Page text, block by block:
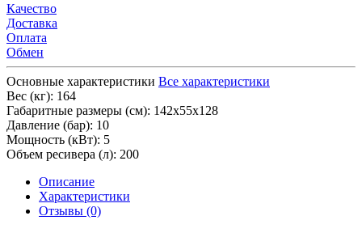
Качество
Доставка
Оплата
Обмен
Основные характеристики Все характеристики
Вес (кг): 164
Габаритные размеры (см): 142х55х128
Давление (бар): 10
Мощность (кВт): 5
Объем ресивера (л): 200
Описание
Характеристики
Отзывы (0)